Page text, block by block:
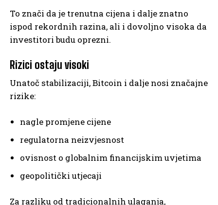
To znači da je trenutna cijena i dalje znatno
ispod rekordnih razina, ali i dovoljno visoka da
investitori budu oprezni.
Rizici ostaju visoki
Unatoč stabilizaciji, Bitcoin i dalje nosi značajne
rizike:
nagle promjene cijene
regulatorna neizvjesnost
ovisnost o globalnim financijskim uvjetima
geopolitički utjecaji
Za razliku od tradicionalnih ulaganja,